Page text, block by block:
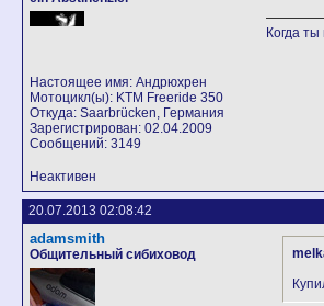
Настоящее имя: Андрюхрен
Мотоцикл(ы): KTM Freeride 350
Откуда: Saarbrücken, Германия
Зарегистрирован: 02.04.2009
Сообщений: 3149
Когда
Неактивен
20.07.2013 02:08:42
adamsmith
Общительный сибиховод